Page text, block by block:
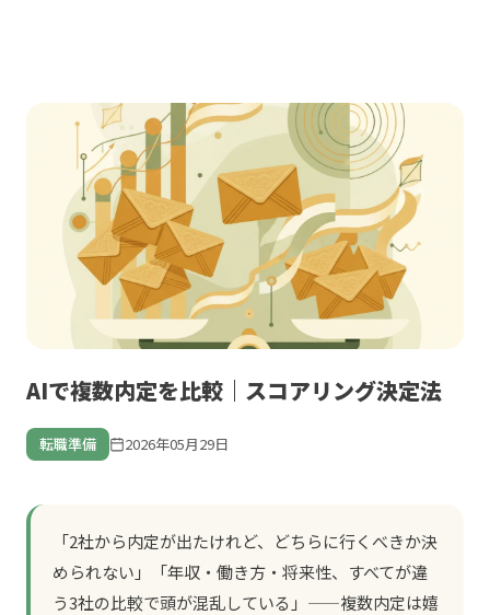
AIで複数内定を比較｜スコアリング決定法
転職準備 2026年05月29日
「2社から内定が出たけれど、どちらに行くべきか決
められない」「年収・働き方・将来性、すべてが違
う3社の比較で頭が混乱している」——複数内定は嬉